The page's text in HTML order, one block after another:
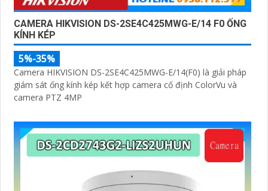
CAMERA HIKVISION DS-2SE4C425MWG-E/14 F0 ỐNG
KÍNH KÉP
5%-35%
Camera HIKVISION DS-2SE4C425MWG-E/14(F0) là giải pháp
giám sát ống kính kép kết hợp camera cố định ColorVu và
camera PTZ 4MP